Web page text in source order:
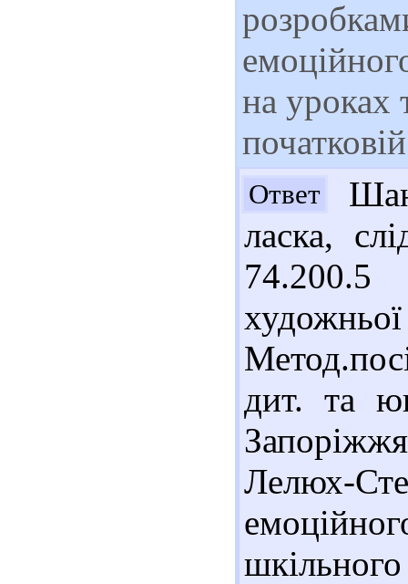
на уроках
Ответ
ласка,
дит. та
Лелюх-